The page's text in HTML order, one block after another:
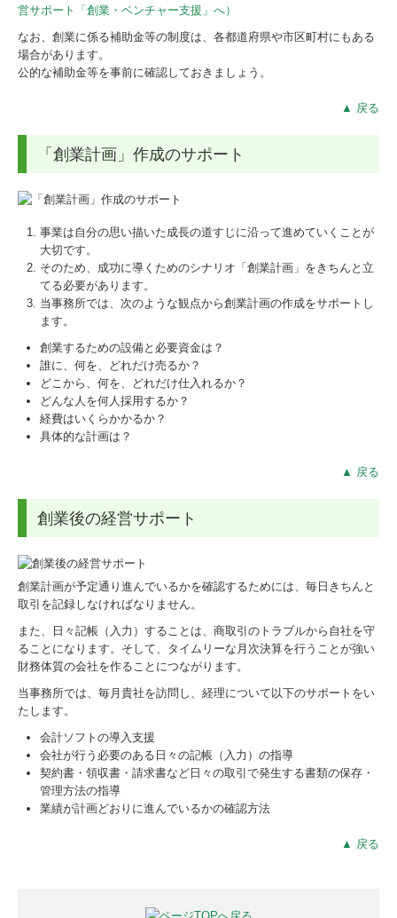
営サポート「創業・ベンチャー支援」へ）
なお、創業に係る補助金等の制度は、各都道府県や市区町村にもある
場合があります。
公的な補助金等を事前に確認しておきましょう。
▲ 戻る
「創業計画」作成のサポート
事業は自分の思い描いた成長の道すじに沿って進めていくことが
大切です。
そのため、成功に導くためのシナリオ「創業計画」をきちんと立
てる必要があります。
当事務所では、次のような観点から創業計画の作成をサポートし
ます。
創業するための設備と必要資金は？
誰に、何を、どれだけ売るか？
どこから、何を、どれだけ仕入れるか？
どんな人を何人採用するか？
経費はいくらかかるか？
具体的な計画は？
▲ 戻る
創業後の経営サポート
創業計画が予定通り進んでいるかを確認するためには、毎日きちんと
取引を記録しなければなりません。
また、日々記帳（入力）することは、商取引のトラブルから自社を守
ることになります。そして、タイムリーな月次決算を行うことが強い
財務体質の会社を作ることにつながります。
当事務所では、毎月貴社を訪問し、経理について以下のサポートをい
たします。
会計ソフトの導入支援
会社が行う必要のある日々の記帳（入力）の指導
契約書・領収書・請求書など日々の取引で発生する書類の保存・
管理方法の指導
業績が計画どおりに進んでいるかの確認方法
▲ 戻る